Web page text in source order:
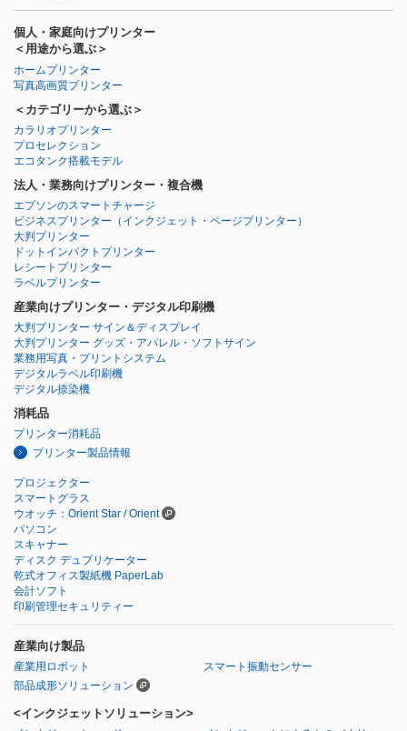
個人・家庭向けプリンター
＜用途から選ぶ＞
ホームプリンター
写真高画質プリンター
＜カテゴリーから選ぶ＞
カラリオプリンター
プロセレクション
エコタンク搭載モデル
法人・業務向けプリンター・複合機
エプソンのスマートチャージ
ビジネスプリンター （インクジェット・ページプリンター）
大判プリンター
ドットインパクトプリンター
レシートプリンター
ラベルプリンター
産業向けプリンター・デジタル印刷機
大判プリンター サイン＆ディスプレイ
大判プリンター グッズ・アパレル・ソフトサイン
業務用写真・プリントシステム
デジタルラベル印刷機
デジタル捺染機
消耗品
プリンター消耗品
プリンター製品情報
プロジェクター
スマートグラス
ウオッチ：Orient Star / Orient
パソコン
スキャナー
ディスク デュプリケーター
乾式オフィス製紙機 PaperLab
会計ソフト
印刷管理セキュリティー
産業向け製品
産業用ロボット
スマート振動センサー
部品成形ソリューション
<インクジェットソリューション>